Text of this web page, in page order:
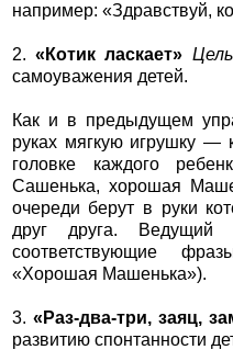
например: «Здравствуй,
2.«Котик ласкает» Цель
самоуважения детей.
Как и в предыдущем
руках мягкую игрушку —
головке каждого
Сашенька, хорошая
очереди берут в руки
друг друга. Ведущий
соответствующие
«Хорошая Машенька»).
3. «Раз-два-три, заяц,
развитию спонтанности